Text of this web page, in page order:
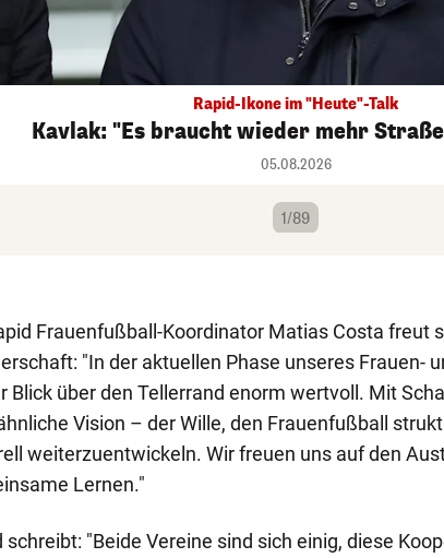
Rapid-Ikone im "Heute"-Talk
Kavlak: "Es braucht wieder mehr
05.08.2026
1/89
Frauenfußball-Koordinator Matias Costa freut
"In der aktuellen Phase unseres Frauen-
Blick über den Tellerrand enorm wertvoll. Mit
Vision – der Wille, den Frauenfußball
weiterzuentwickeln. Wir freuen uns auf den
Lernen."
schreibt: "Beide Vereine sind sich einig, diese